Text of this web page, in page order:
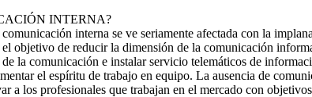
INTERNA?
interna se ve seriamente afectada con la
objetivo de reducir la dimensión de la comunicación
la comunicación e instalar servicio telemáticos de
el espíritu de trabajo en equipo. La ausencia de
a los profesionales que trabajan en el mercado con